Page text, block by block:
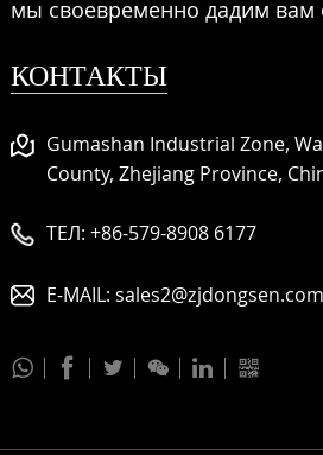
мы своевременно дадим вам
КОНТАКТЫ
Gumashan Industrial Zone,
County, Zhejiang Province,
ТЕЛ: +86-579-8908 6177
E-MAIL: sales2@zjdongsen.com
     